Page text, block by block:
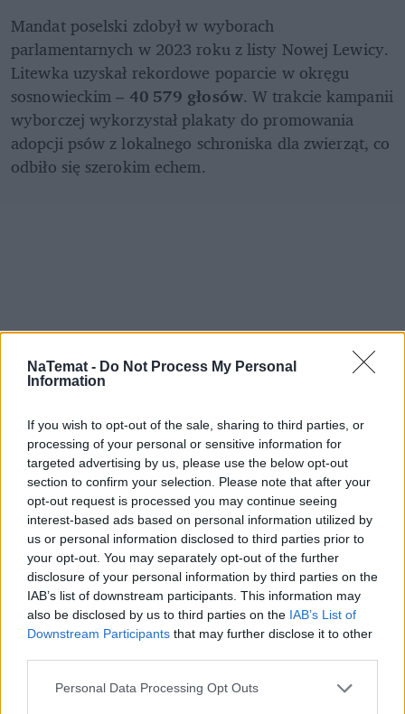
NaTemat - Do Not Process My Personal
Information
If you wish to opt-out of the sale, sharing to third parties, or
processing of your personal or sensitive information for
targeted advertising by us, please use the below opt-out
section to confirm your selection. Please note that after your
opt-out request is processed you may continue seeing
interest-based ads based on personal information utilized by
us or personal information disclosed to third parties prior to
your opt-out. You may separately opt-out of the further
disclosure of your personal information by third parties on the
IAB’s list of downstream participants. This information may
also be disclosed by us to third parties on the IAB’s List of
Downstream Participants that may further disclose it to other
Personal Data Processing Opt Outs
Mandat poselski zdobył w wyborach
parlamentarnych w 2023 roku z listy Nowej Lewicy.
Litewka uzyskał rekordowe poparcie w okręgu
sosnowieckim – 40 579 głosów. W trakcie kampanii
wyborczej wykorzystał plakaty do promowania
adopcji psów z lokalnego schroniska dla zwierząt, co
odbiło się szerokim echem.
Rozwiń
Łukasz Litewka ukończył studia socjologiczne na
Uniwersytecie Śląskim. Jak przypomina "Dziennik
Zachodni", w przeszłości pracował jako specjalista do
spraw komunikacji w Zakładzie Oczyszczania Miasta
w Mysłowicach. Był organizatorem akcji
charytatywnych, w szczególności mających na celu
pomoc dzieciom z niepełnosprawnościami oraz
porzuconym zwierzętom. Swoje akcje na bieżąco
relacjonował w mediach społecznościowych.